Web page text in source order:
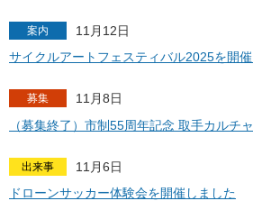
案内
11月12日
サイクルアートフェスティバル2025を開
募集
11月8日
（募集終了）市制55周年記念 取手カルチ
出来事
11月6日
ドローンサッカー体験会を開催しました